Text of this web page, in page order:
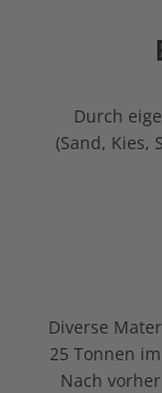
Durch
(Sand, Kies,
Diverse
25 Tonnen
Nach